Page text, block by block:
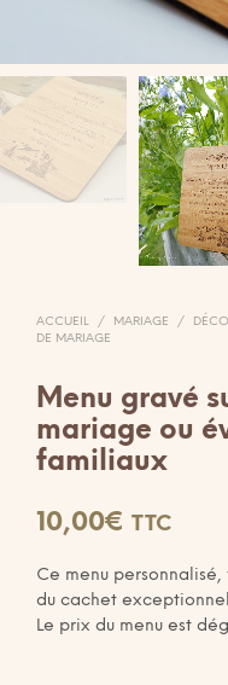
ACCUEIL / MARIAGE /
DE MARIAGE
Menu gravé
mariage ou
familiaux
10,00€ TTC
Ce menu
du cachet
Le prix du menu est